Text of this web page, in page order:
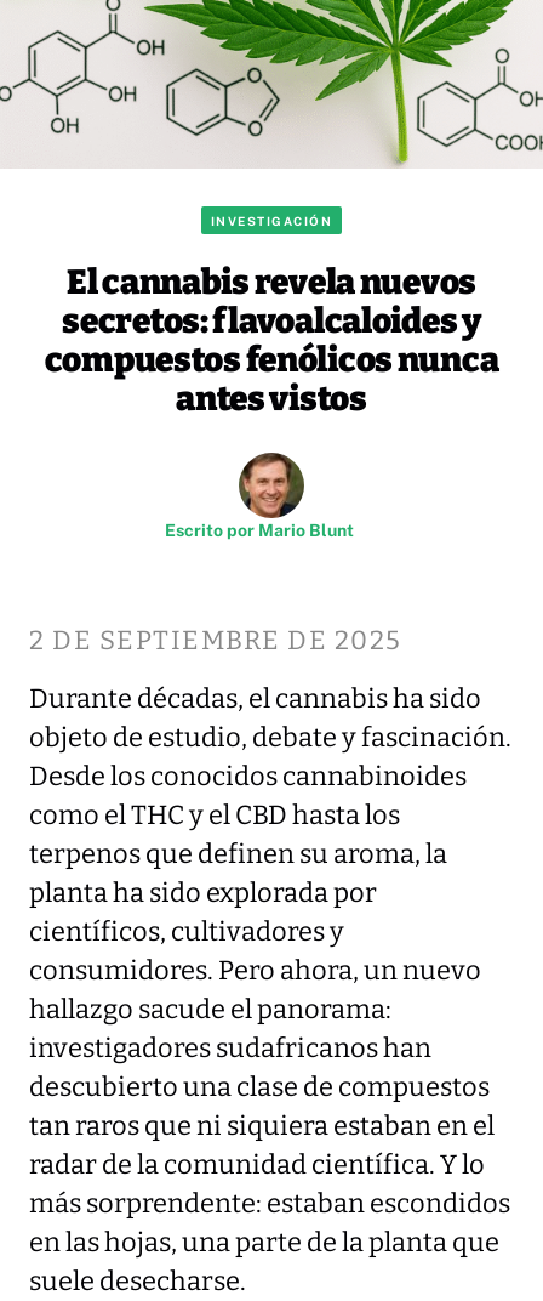
INVESTIGACIÓN
El cannabis revela nuevos
secretos: flavoalcaloides y
compuestos fenólicos nunca
antes vistos
Escrito por Mario Blunt
2 DE SEPTIEMBRE DE 2025
Durante décadas, el cannabis ha sido
objeto de estudio, debate y fascinación.
Desde los conocidos cannabinoides
como el THC y el CBD hasta los
terpenos que definen su aroma, la
planta ha sido explorada por
científicos, cultivadores y
consumidores. Pero ahora, un nuevo
hallazgo sacude el panorama:
investigadores sudafricanos han
descubierto una clase de compuestos
tan raros que ni siquiera estaban en el
radar de la comunidad científica. Y lo
más sorprendente: estaban escondidos
en las hojas, una parte de la planta que
suele desecharse.